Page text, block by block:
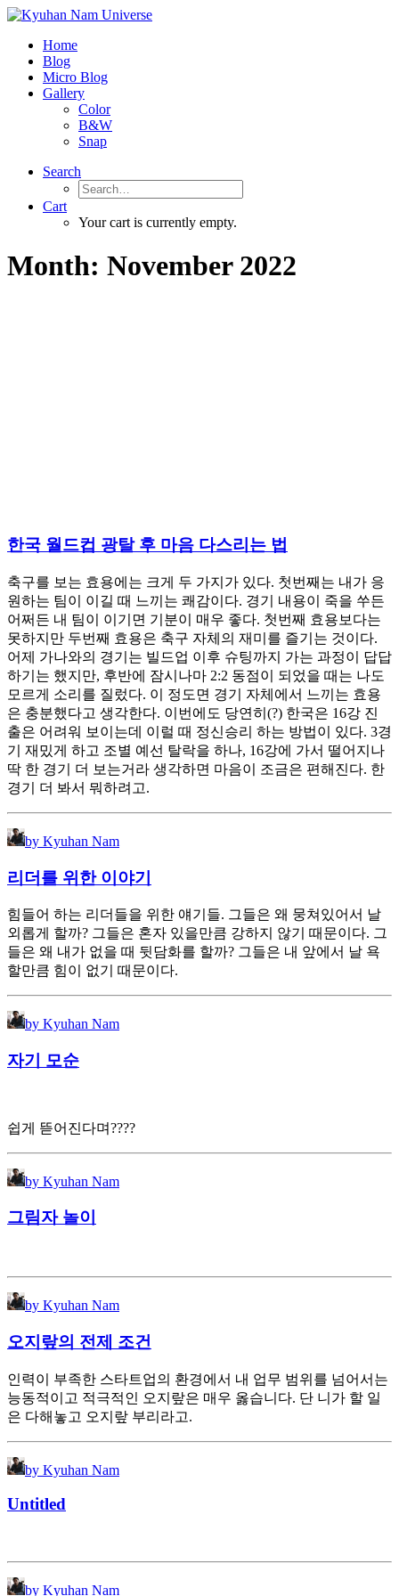
Home
Blog
Micro Blog
Gallery
Color
B&W
Snap
Search
Cart
Your cart is currently empty.
Month: November 2022
한국 월드컵 광탈 후 마음 다스리는 법
축구를 보는 효용에는 크게 두 가지가 있다. 첫번째는 내가 응
원하는 팀이 이길 때 느끼는 쾌감이다. 경기 내용이 죽을 쑤든
어쩌든 내 팀이 이기면 기분이 매우 좋다. 첫번째 효용보다는
못하지만 두번째 효용은 축구 자체의 재미를 즐기는 것이다.
어제 가나와의 경기는 빌드업 이후 슈팅까지 가는 과정이 답답
하기는 했지만, 후반에 잠시나마 2:2 동점이 되었을 때는 나도
모르게 소리를 질렀다. 이 정도면 경기 자체에서 느끼는 효용
은 충분했다고 생각한다. 이번에도 당연히(?) 한국은 16강 진
출은 어려워 보이는데 이럴 때 정신승리 하는 방법이 있다. 3경
기 재밌게 하고 조별 예선 탈락을 하나, 16강에 가서 떨어지나
딱 한 경기 더 보는거라 생각하면 마음이 조금은 편해진다. 한
경기 더 봐서 뭐하려고.
by Kyuhan Nam
리더를 위한 이야기
힘들어 하는 리더들을 위한 얘기들. 그들은 왜 뭉쳐있어서 날
외롭게 할까? 그들은 혼자 있을만큼 강하지 않기 때문이다. 그
들은 왜 내가 없을 때 뒷담화를 할까? 그들은 내 앞에서 날 욕
할만큼 힘이 없기 때문이다.
by Kyuhan Nam
자기 모순
쉽게 뜯어진다며????
by Kyuhan Nam
그림자 놀이
by Kyuhan Nam
오지랖의 전제 조건
인력이 부족한 스타트업의 환경에서 내 업무 범위를 넘어서는
능동적이고 적극적인 오지랖은 매우 옳습니다. 단 니가 할 일
은 다해놓고 오지랖 부리라고.
by Kyuhan Nam
Untitled
by Kyuhan Nam